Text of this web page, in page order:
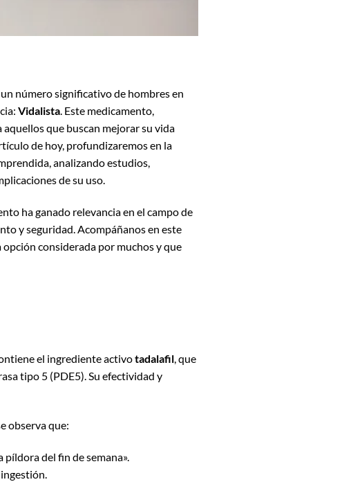
número significativo de hombres en
Vidalista. Este medicamento,
que buscan mejorar su vida
de hoy, profundizaremos en la
analizando estudios,
de su uso.
ha ganado relevancia en el campo de
y seguridad. Acompáñanos en este
considerada por muchos y que
el ingrediente activotadalafil, que
tipo 5 (PDE5). Su efectividad y
observa que:
píldora del fin de semana».